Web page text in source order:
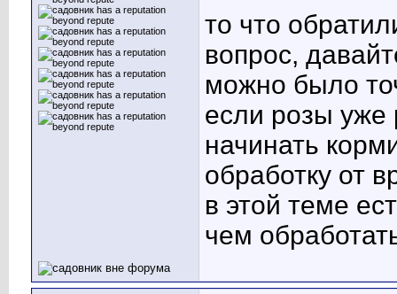
то что
вопрос,
можно было
если розы уже
начинать
обработку от
в этой теме
чем